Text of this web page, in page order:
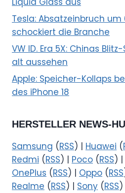
Tesla: Absatzeinbruch um
schockiert die Branche
VW ID. Era 5X: Chinas
alt aussehen
Apple: Speicher-Kollaps
des iPhone 18
HERSTELLER NEWS-
Samsung (RSS) | Huawei (
Redmi (RSS) | Poco (RSS) |
OnePlus (RSS) | Oppo (RSS
Realme (RSS) | Sony (RSS) |